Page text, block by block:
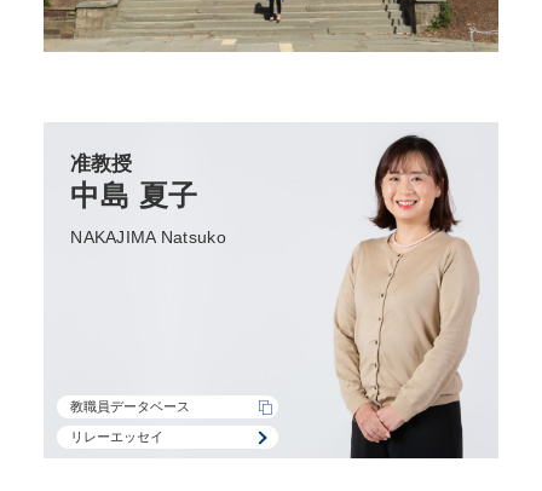
准教授
中島 夏子
NAKAJIMA Natsuko
教職員データベース
リレーエッセイ